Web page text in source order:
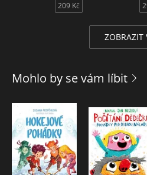
209 Kč
ZOBRAZIT
Mohlo by se vám líbit